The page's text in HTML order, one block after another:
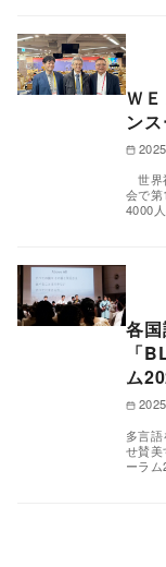
Ｗ
ン
世界
会で
4000
各
「
ム
多言
せ賛美
ーラ